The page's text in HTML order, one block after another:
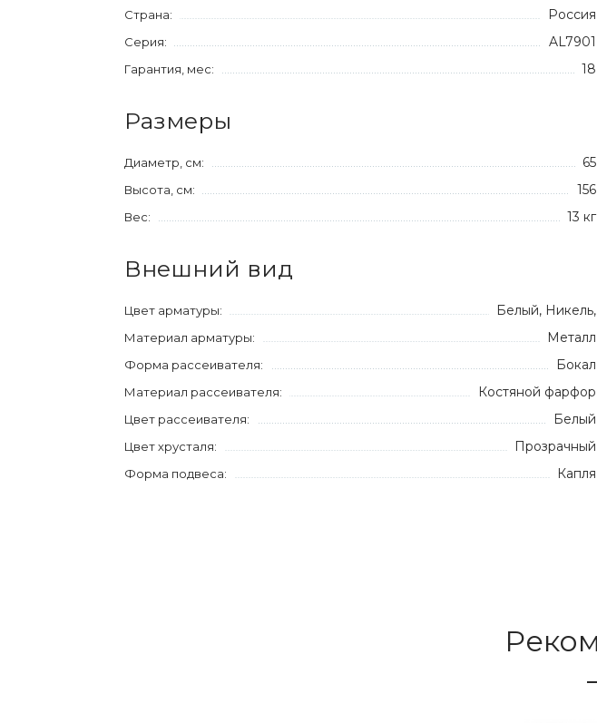
Страна: Россия
Серия: AL7901
Гарантия, мес: 18
Размеры
Диаметр, см: 65
Высота, см: 156
Вес: 13 кг
Внешний вид
Цвет арматуры: Белый, Никель,
Материал арматуры: Металл
Форма рассеивателя: Бокал
Материал рассеивателя: Костяной фарфор
Цвет рассеивателя: Белый
Цвет хрусталя: Прозрачный
Форма подвеса: Капля